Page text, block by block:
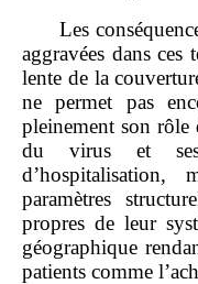
Les
aggravées dans
lente de la
ne permet pas
pleinement son rôle
du virus et ses
d’hospitalisation,
paramètres
propres de leur
géographique
patients comme